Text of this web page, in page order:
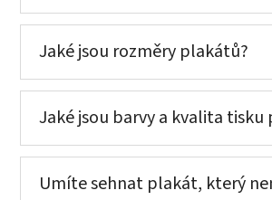
Jaké jsou rozměry plakátů?
Jaké jsou barvy a kvalita tisku
Umíte sehnat plakát, který